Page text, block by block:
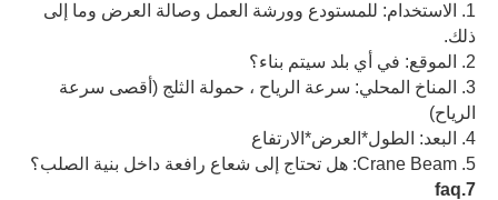
1. الاستخدام: للمستودع وورشة العمل وصالة العرض وما إلى
ذلك.
2. الموقع: في أي بلد سيتم بناء؟
3. المناخ المحلي: سرعة الرياح ، حمولة الثلج (أقصى سرعة
الرياح)
4. البعد: الطول*العرض*الارتفاع
5. Crane Beam: هل تحتاج إلى شعاع رافعة داخل بنية الصلب؟
7.faq